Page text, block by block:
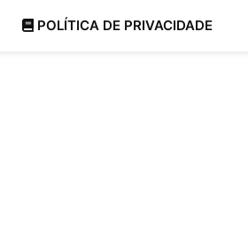
POLÍTICA DE PRIVACIDADE